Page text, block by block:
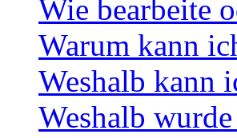
Wie bearbeite
Warum kann
Weshalb kann
Weshalb